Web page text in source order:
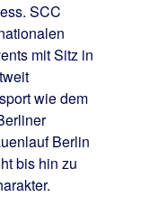
SCC
mit Sitz in
wie dem
Berlin
bis hin zu